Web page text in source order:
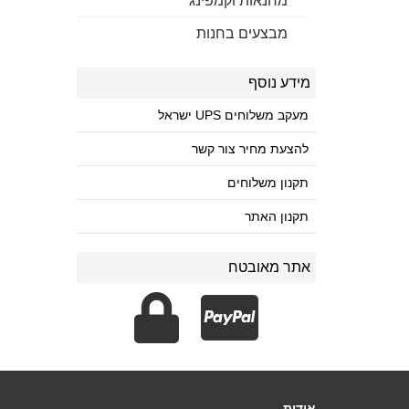
מבצעים בחנות
מידע נוסף
מעקב משלוחים UPS ישראל
להצעת מחיר צור קשר
תקנון משלוחים
תקנון האתר
אתר מאובטח